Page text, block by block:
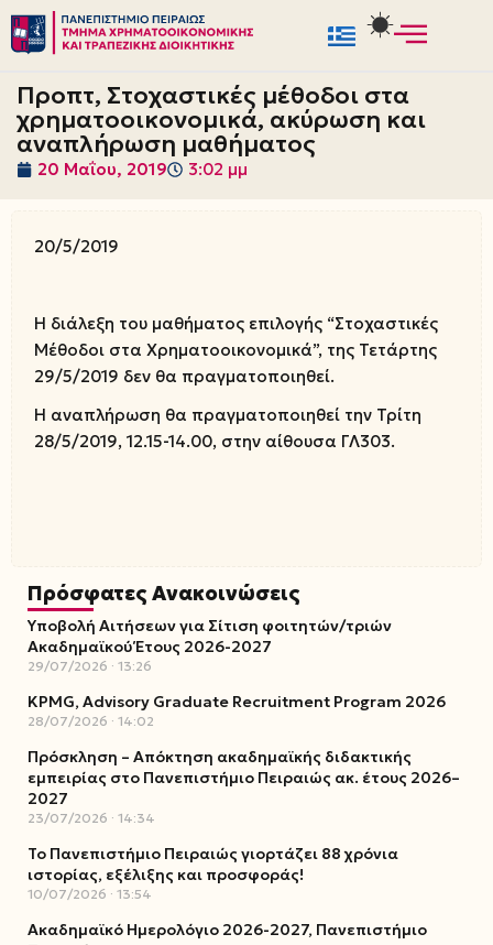
Μεταπηδήστε
στο
περιεχόμενο
Προπτ, Στοχαστικές μέθοδοι στα
χρηματοοικονομικά, ακύρωση και
αναπλήρωση μαθήματος
20 Μαΐου, 2019 3:02 μμ
20/5/2019
Η διάλεξη του μαθήματος επιλογής “Στοχαστικές
Μέθοδοι στα Χρηματοοικονομικά”, της Τετάρτης
29/5/2019 δεν θα πραγματοποιηθεί.
Η αναπλήρωση θα πραγματοποιηθεί την Τρίτη
28/5/2019, 12.15-14.00, στην αίθουσα ΓΛ303.
Πρόσφατες Ανακοινώσεις
Υποβολή Αιτήσεων για Σίτιση φοιτητών/τριών
Ακαδημαϊκού Έτους 2026-2027
29/07/2026 13:26
KPMG, Advisory Graduate Recruitment Program 2026
28/07/2026 14:02
Πρόσκληση – Απόκτηση ακαδημαϊκής διδακτικής
εμπειρίας στο Πανεπιστήμιο Πειραιώς ακ. έτους 2026–
2027
23/07/2026 14:34
Το Πανεπιστήμιο Πειραιώς γιορτάζει 88 χρόνια
ιστορίας, εξέλιξης και προσφοράς!
10/07/2026 13:54
Ακαδημαϊκό Ημερολόγιο 2026-2027, Πανεπιστήμιο